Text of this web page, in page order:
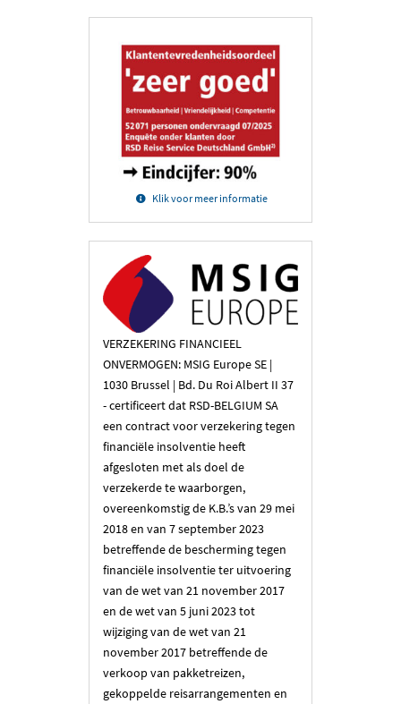
Klik voor meer informatie
VERZEKERING FINANCIEEL
ONVERMOGEN: MSIG Europe SE |
1030 Brussel | Bd. Du Roi Albert II 37
- certificeert dat RSD-BELGIUM SA
een contract voor verzekering tegen
financiële insolventie heeft
afgesloten met als doel de
verzekerde te waarborgen,
overeenkomstig de K.B.’s van 29 mei
2018 en van 7 september 2023
betreffende de bescherming tegen
financiële insolventie ter uitvoering
van de wet van 21 november 2017
en de wet van 5 juni 2023 tot
wijziging van de wet van 21
november 2017 betreffende de
verkoop van pakketreizen,
gekoppelde reisarrangementen en